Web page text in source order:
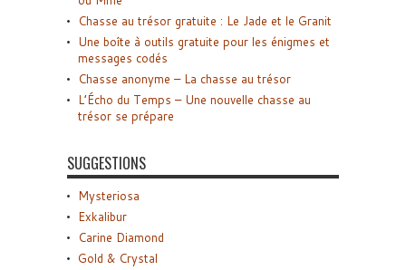
Chasse au trésor gratuite : Le Jade et le Granit
Une boîte à outils gratuite pour les énigmes et
messages codés
Chasse anonyme – La chasse au trésor
L’Écho du Temps – Une nouvelle chasse au
trésor se prépare
SUGGESTIONS
Mysteriosa
Exkalibur
Carine Diamond
Gold & Crystal